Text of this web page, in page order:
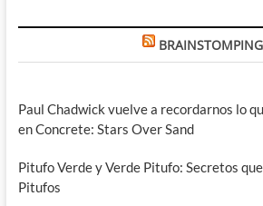
BRAINSTOMPING
Paul Chadwick vuelve a recordarnos lo
en Concrete: Stars Over Sand
Pitufo Verde y Verde Pitufo: Secretos
Pitufos